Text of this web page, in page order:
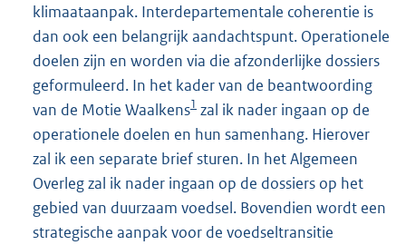
klimaataanpak. Interdepartementale coherentie is
dan ook een belangrijk aandachtspunt. Operationele
doelen zijn en worden via die afzonderlijke dossiers
geformuleerd. In het kader van de beantwoording
van de Motie Waalkens1 zal ik nader ingaan op de
operationele doelen en hun samenhang. Hierover
zal ik een separate brief sturen. In het Algemeen
Overleg zal ik nader ingaan op de dossiers op het
gebied van duurzaam voedsel. Bovendien wordt een
strategische aanpak voor de voedseltransitie